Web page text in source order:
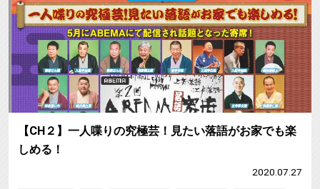
【CH２】一人喋りの究極芸！見たい落語がお家でも楽
しめる！
2020.07.27